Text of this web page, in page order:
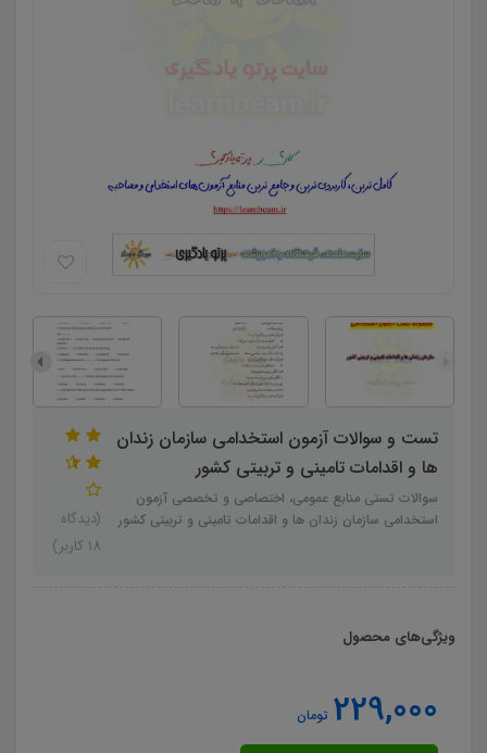
تست و سوالات آزمون استخدامی سازمان زندان
ها و اقدامات تامینی و تربیتی کشور
سوالات تستی منابع عمومی، اختصاصی و تخصصی آزمون
استخدامی سازمان زندان ها و اقدامات تامینی و تربیتی کشور
(دیدگاه
18 کاربر)
ویژگی‌های محصول
229,000 تومان